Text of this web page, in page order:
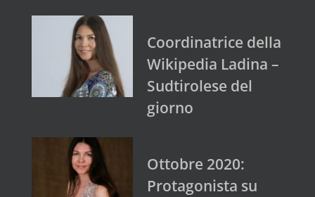
Coordinatrice della
Wikipedia Ladina –
Sudtirolese del
giorno
Ottobre 2020:
Protagonista su